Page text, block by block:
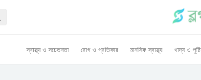
স্বাস্থ্য ও সচেতনতা রোগ ও প্রতিকার মানসিক স্বাস্থ্য খাদ্য ও পুষ্টি